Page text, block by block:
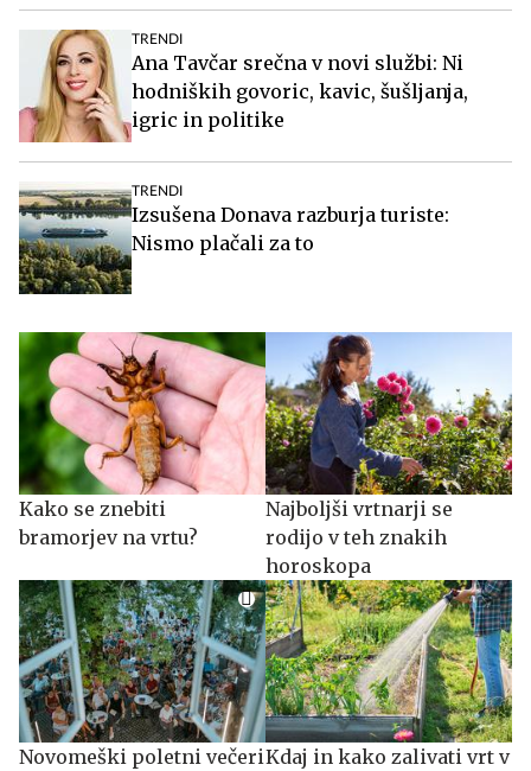
TRENDI
Ana Tavčar srečna v novi službi: Ni
hodniških govoric, kavic, šušljanja,
igric in politike
TRENDI
Izsušena Donava razburja turiste:
Nismo plačali za to
Kako se znebiti
bramorjev na vrtu?
Najboljši vrtnarji se
rodijo v teh znakih
horoskopa
Novomeški poletni večeriKdaj in kako zalivati vrt v